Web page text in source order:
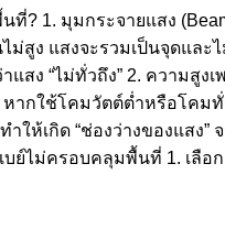
? 1. มุมกระจายแสง
สูง แสงจะรวมเป็นจุดแล
สง “ไม่ทั่วถึง” 2. ความ
ากใช้โคมวัตต์ต่ำหรือโคม
ำให้เกิด “ช่องว่างของแ
ย์ไม่ครอบคลุมพื้นที่ 1. เ